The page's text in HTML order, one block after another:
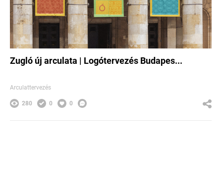
Zugló új arculata | Logótervezés Budapes...
Arculattervezés
280 0 0